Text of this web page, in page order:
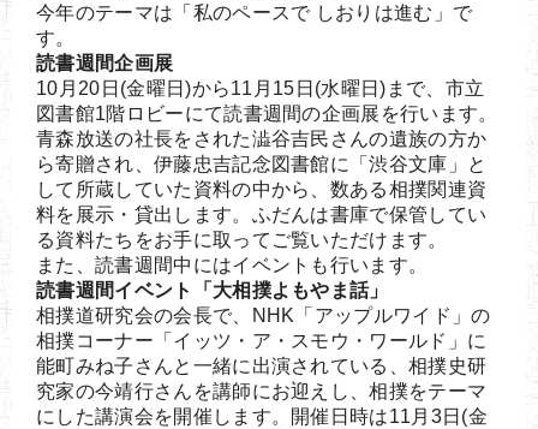
今年のテーマは「私のペースで しおりは進む」で
す。
読書週間企画展
10月20日(金曜日)から11月15日(水曜日)まで、市立
図書館1階ロビーにて読書週間の企画展を行います。
青森放送の社長をされた澁谷吉民さんの遺族の方か
ら寄贈され、伊藤忠吉記念図書館に「渋谷文庫」と
して所蔵していた資料の中から、数ある相撲関連資
料を展示・貸出します。ふだんは書庫で保管してい
る資料たちをお手に取ってご覧いただけます。
また、読書週間中にはイベントも行います。
読書週間イベント「大相撲よもやま話」
相撲道研究会の会長で、NHK「アップルワイド」の
相撲コーナー「イッツ・ア・スモウ・ワールド」に
能町みね子さんと一緒に出演されている、相撲史研
究家の今靖行さんを講師にお迎えし、相撲をテーマ
にした講演会を開催します。開催日時は11月3日(金